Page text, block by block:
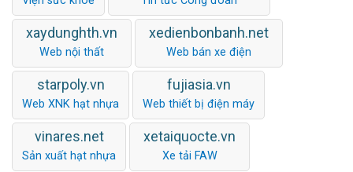
xaydunghth.vn
Web nội thất
xedienbonbanh.net
Web bán xe điện
starpoly.vn
Web XNK hạt nhựa
fujiasia.vn
Web thiết bị điện máy
vinares.net
Sản xuất hạt nhựa
xetaiquocte.vn
Xe tải FAW